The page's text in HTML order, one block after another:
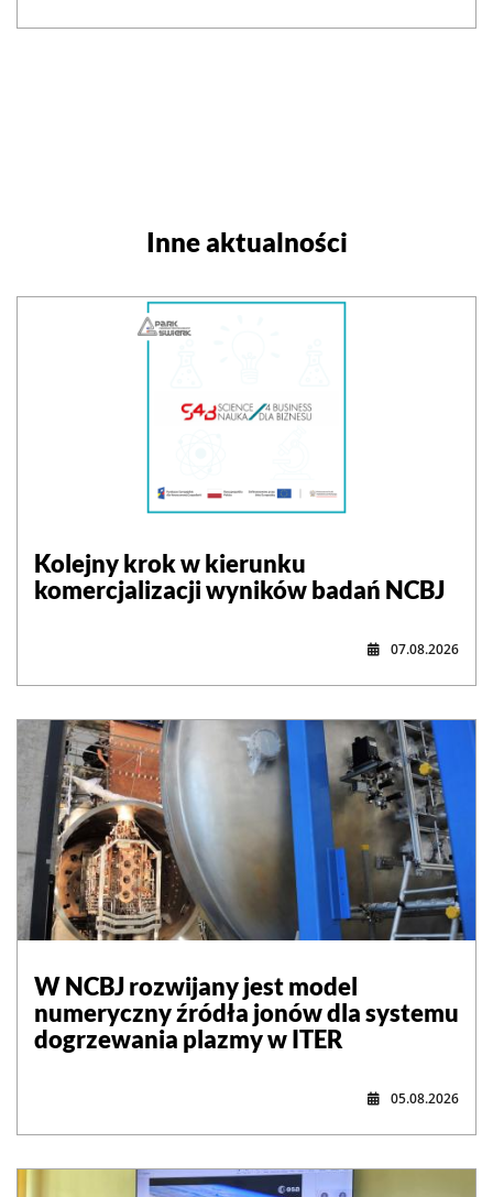
Inne aktualności
Kolejny krok w kierunku
komercjalizacji wyników badań NCBJ
07.08.2026
W NCBJ rozwijany jest model
numeryczny źródła jonów dla systemu
dogrzewania plazmy w ITER
05.08.2026